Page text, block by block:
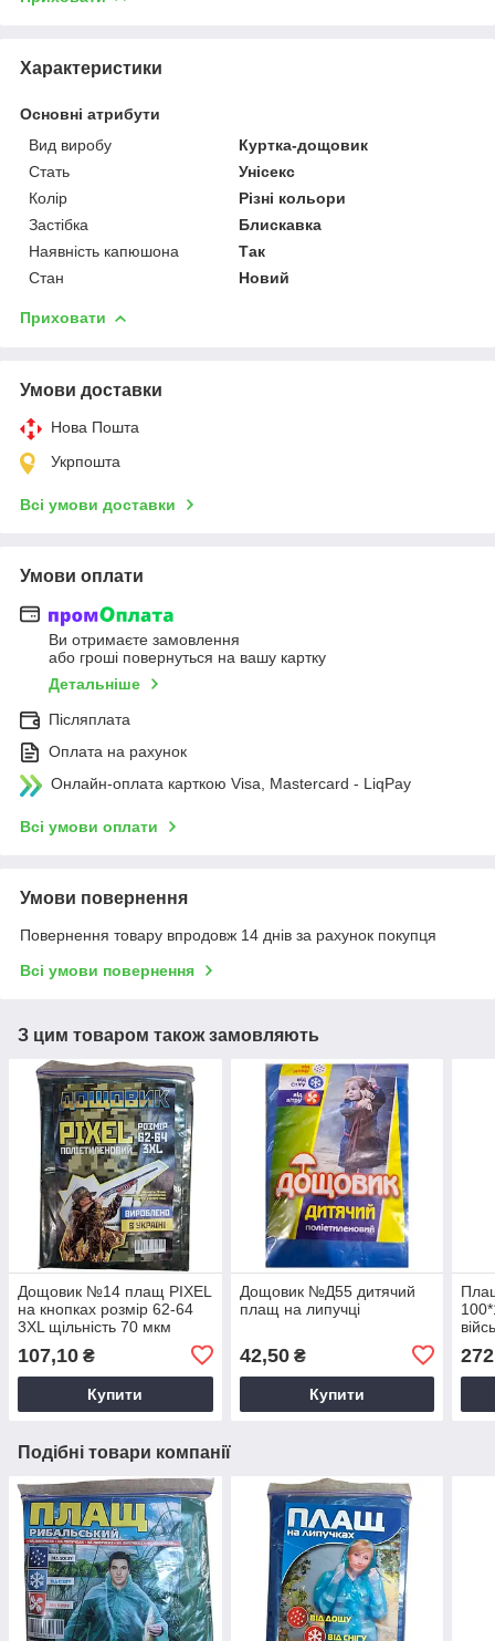
Характеристики
Основні атрибути
Вид виробу
Куртка-дощовик
Стать
Унісекс
Колір
Різні кольори
Застібка
Блискавка
Наявність капюшона
Так
Стан
Новий
Приховати
Умови доставки
Нова Пошта
Укрпошта
Всі умови доставки
Умови оплати
Ви отримаєте замовлення
або гроші повернуться на вашу картку
Детальніше
Післяплата
Оплата на рахунок
Онлайн-оплата карткою Visa, Mastercard - LiqPay
Всі умови оплати
Умови повернення
Повернення товару впродовж 14 днів за рахунок покупця
Всі умови повернення
З цим товаром також замовляють
Дощовик №14 плащ PIXEL
на кнопках розмір 62-64
3XL щільність 70 мкм
107,10 ₴
Купити
Дощовик №Д55 дитячий
плащ на липучці
42,50₴
Купити
Подібні товари компанії